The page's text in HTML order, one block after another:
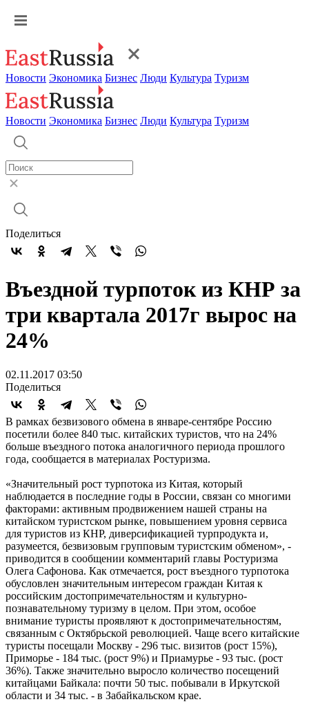
Новости Экономика Бизнес Люди Культура Туризм
Новости Экономика Бизнес Люди Культура Туризм
Поделиться
Въездной турпоток из КНР за
три квартала 2017г вырос на
24%
02.11.2017 03:50
Поделиться
В рамках безвизового обмена в январе-сентябре Россию
посетили более 840 тыс. китайских туристов, что на 24%
больше въездного потока аналогичного периода прошлого
года, сообщается в материалах Ростуризма.
«Значительный рост турпотока из Китая, который
наблюдается в последние годы в России, связан со многими
факторами: активным продвижением нашей страны на
китайском туристском рынке, повышением уровня сервиса
для туристов из КНР, диверсификацией турпродукта и,
разумеется, безвизовым групповым туристским обменом», -
приводится в сообщении комментарий главы Ростуризма
Олега Сафонова. Как отмечается, рост въездного турпотока
обусловлен значительным интересом граждан Китая к
российским достопримечательностям и культурно-
познавательному туризму в целом. При этом, особое
внимание туристы проявляют к достопримечательностям,
связанным с Октябрьской революцией. Чаще всего китайские
туристы посещали Москву - 296 тыс. визитов (рост 15%),
Приморье - 184 тыс. (рост 9%) и Приамурье - 93 тыс. (рост
36%). Также значительно выросло количество посещений
китайцами Байкала: почти 50 тыс. побывали в Иркутской
области и 34 тыс. - в Забайкальском крае.